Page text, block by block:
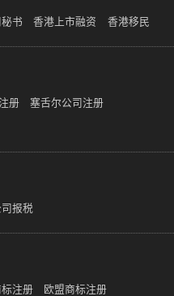
书 香港上市融资 香港移民
册 塞舌尔公司注册
报税
注册 欧盟商标注册